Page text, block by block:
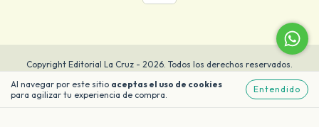
Al navegar por este sitio aceptas el uso de cookies
para agilizar tu experiencia de compra.
Entendido
Copyright Editorial La Cruz - 2026. Todos los derechos reservados.